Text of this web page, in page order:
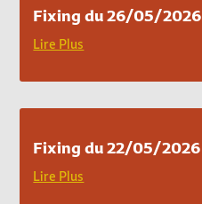
Fixing du 26/05/2026
Lire Plus
Fixing du 22/05/2026
Lire Plus